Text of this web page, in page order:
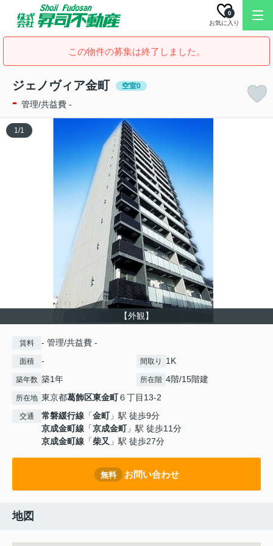
お気に入り
0
この物件の募集は終了しました。
ジェノヴィア金町 空室0
- 管理/共益費 -
【外観】
1/1
賃料 - 管理/共益費 -
面積 - 間取り 1K
築年数 築1年 所在階 4階/15階建
所在地 東京都葛飾区東金町６丁目13-2
交通 常磐緩行線 「金町」駅 徒歩9分
京成金町線 「京成金町」駅 徒歩11分
京成金町線 「柴又 」駅 徒歩27分
無料 お問い合わせ
地図